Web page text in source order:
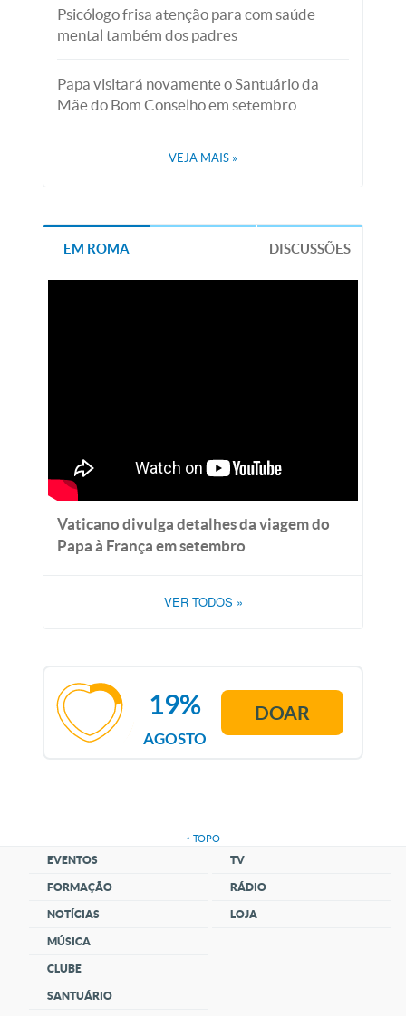
Psicólogo frisa atenção para com saúde
mental também dos padres
Papa visitará novamente o Santuário da
Mãe do Bom Conselho em setembro
VEJA MAIS »
EM ROMA DISCUSSÕES
Vaticano divulga detalhes da viagem do
Papa à França em setembro
VER TODOS »
AGOSTO
19% DOAR
↑ TOPO
EVENTOS
FORMAÇÃO
NOTÍCIAS
MÚSICA
CLUBE
SANTUÁRIO
TV
RÁDIO
LOJA